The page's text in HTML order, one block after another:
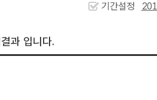
기간설정
과 입니다.